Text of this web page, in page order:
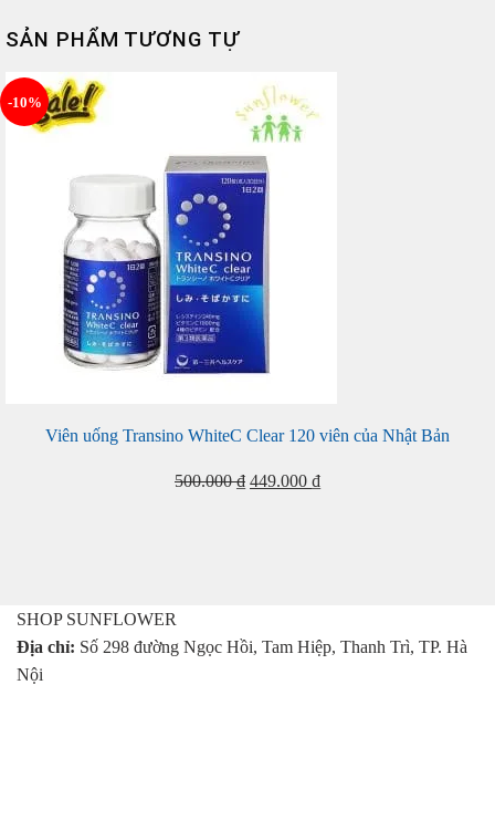
SẢN PHẨM TƯƠNG TỰ
-10%
Viên uống Transino WhiteC Clear 120 viên của Nhật Bản
500.000₫ Giá
449.000 ₫Giá
SHOP SUNFLOWER
Địa chỉ: Số 298 đường Ngọc Hồi, Tam Hiệp, Thanh Trì, TP. Hà
Nội